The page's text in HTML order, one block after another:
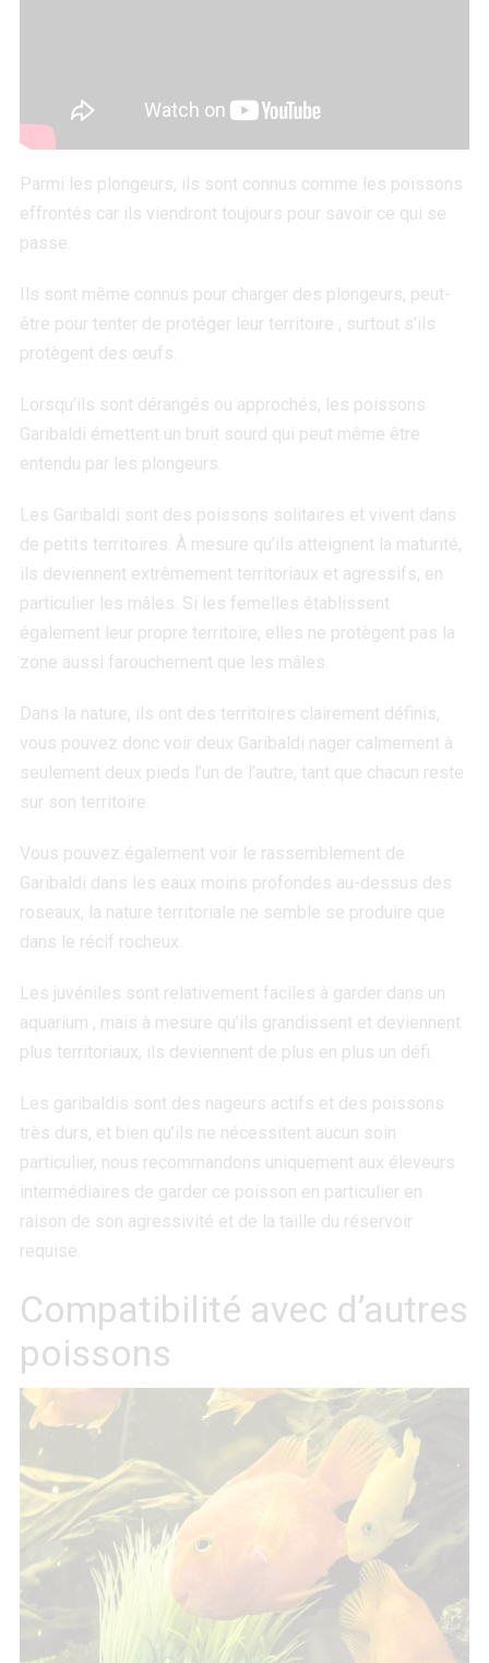
Parmi les plongeurs, ils sont connus comme les poissons
effrontés car ils viendront toujours pour savoir ce qui se
passe.
Ils sont même connus pour charger des plongeurs, peut-
être pour tenter de protéger leur territoire , surtout s’ils
protègent des œufs.
Lorsqu’ils sont dérangés ou approchés, les poissons
Garibaldi émettent un bruit sourd qui peut même être
entendu par les plongeurs.
Les Garibaldi sont des poissons solitaires et vivent dans
de petits territoires. À mesure qu’ils atteignent la maturité,
ils deviennent extrêmement territoriaux et agressifs, en
particulier les mâles. Si les femelles établissent
également leur propre territoire, elles ne protègent pas la
zone aussi farouchement que les mâles.
Dans la nature, ils ont des territoires clairement définis,
vous pouvez donc voir deux Garibaldi nager calmement à
seulement deux pieds l’un de l’autre, tant que chacun reste
sur son territoire.
Vous pouvez également voir le rassemblement de
Garibaldi dans les eaux moins profondes au-dessus des
roseaux, la nature territoriale ne semble se produire que
dans le récif rocheux.
Les juvéniles sont relativement faciles à garder dans un
aquarium , mais à mesure qu’ils grandissent et deviennent
plus territoriaux, ils deviennent de plus en plus un défi.
Les garibaldis sont des nageurs actifs et des poissons
très durs, et bien qu’ils ne nécessitent aucun soin
particulier, nous recommandons uniquement aux éleveurs
intermédiaires de garder ce poisson en particulier en
raison de son agressivité et de la taille du réservoir
requise.
Compatibilité avec d’autres
poissons